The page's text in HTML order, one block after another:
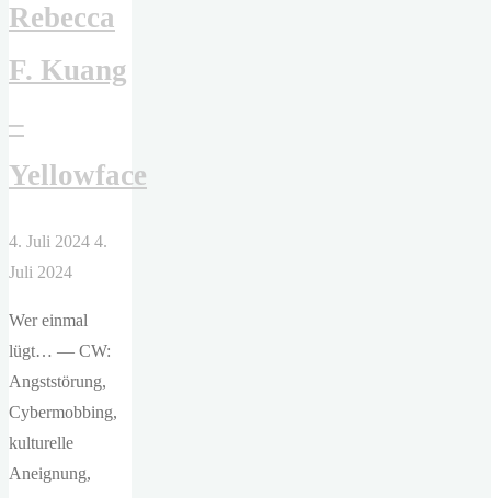
Valdin"
Rebecca
F. Kuang
–
Yellowface
4. Juli 2024 4.
Juli 2024
Wer einmal
lügt… — CW:
Angststörung,
Cybermobbing,
kulturelle
Aneignung,